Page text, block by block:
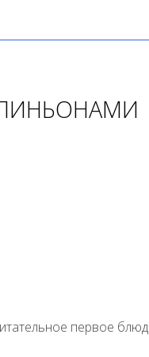
первое